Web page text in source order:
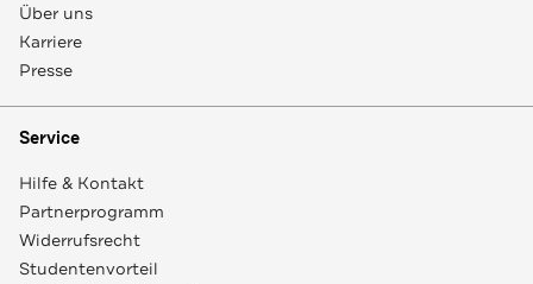
Über uns
Karriere
Presse
Service
Hilfe & Kontakt
Partnerprogramm
Widerrufsrecht
Studentenvorteil